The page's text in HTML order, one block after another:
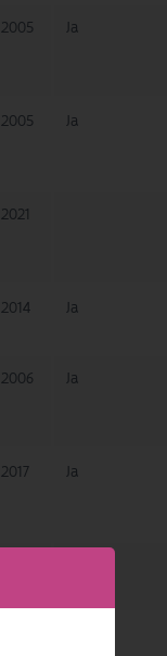
2005 Ja
2005 Ja
2021
2014 Ja
2006 Ja
2017 Ja